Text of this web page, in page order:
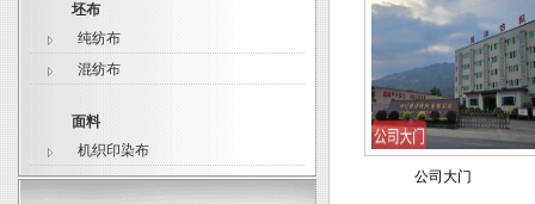
坯布
纯纺布
混纺布
面料
机织印染布
公司大门